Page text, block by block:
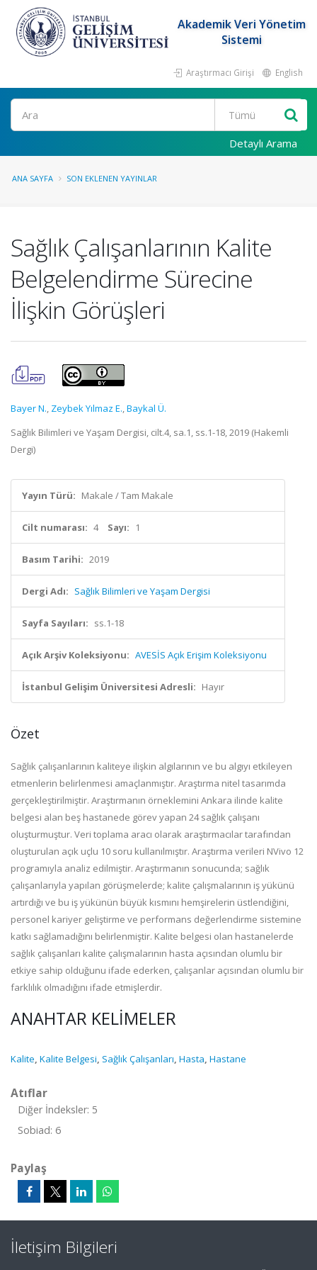
Akademik Veri Yönetim
Sistemi
Araştırmacı Girişi English
Ara
Detaylı Arama
ANA SAYFA SON EKLENEN YAYINLAR
Sağlık Çalışanlarının Kalite
Belgelendirme Sürecine
İlişkin Görüşleri
Bayer N., Zeybek Yılmaz E.,Baykal Ü.
Sağlık Bilimleri ve Yaşam Dergisi, cilt.4, sa.1, ss.1-18, 2019 (Hakemli
Dergi)
Yayın Türü: Makale / Tam Makale
Cilt numarası: 4 Sayı: 1
Basım Tarihi: 2019
Dergi Adı: Sağlık Bilimleri ve Yaşam Dergisi
Sayfa Sayıları: ss.1-18
Açık Arşiv Koleksiyonu: AVESİS Açık Erişim Koleksiyonu
İstanbul Gelişim Üniversitesi Adresli: Hayır
Özet
Sağlık çalışanlarının kaliteye ilişkin algılarının ve bu algıyı etkileyen
etmenlerin belirlenmesi amaçlanmıştır. Araştırma nitel tasarımda
gerçekleştirilmiştir. Araştırmanın örneklemini Ankara ilinde kalite
belgesi alan beş hastanede görev yapan 24 sağlık çalışanı
oluşturmuştur. Veri toplama aracı olarak araştırmacılar tarafından
oluşturulan açık uçlu 10 soru kullanılmıştır. Araştırma verileri NVivo 12
programıyla analiz edilmiştir. Araştırmanın sonucunda; sağlık
çalışanlarıyla yapılan görüşmelerde; kalite çalışmalarının iş yükünü
artırdığı ve bu iş yükünün büyük kısmını hemşirelerin üstlendiğini,
personel kariyer geliştirme ve performans değerlendirme sistemine
katkı sağlamadığını belirlenmiştir. Kalite belgesi olan hastanelerde
sağlık çalışanları kalite çalışmalarının hasta açısından olumlu bir
etkiye sahip olduğunu ifade ederken, çalışanlar açısından olumlu bir
farklılık olmadığını ifade etmişlerdir.
ANAHTAR KELIMELER
Kalite, Kalite Belgesi, Sağlık Çalışanları, Hasta, Hastane
Atıflar
Diğer İndeksler: 5
Sobiad: 6
Paylaş
İletişim Bilgileri